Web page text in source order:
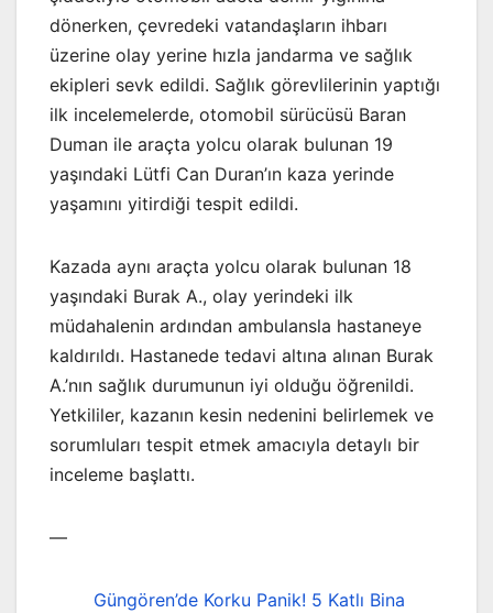
dönerken, çevredeki vatandaşların ihbarı
üzerine olay yerine hızla jandarma ve sağlık
ekipleri sevk edildi. Sağlık görevlilerinin yaptığı
ilk incelemelerde, otomobil sürücüsü Baran
Duman ile araçta yolcu olarak bulunan 19
yaşındaki Lütfi Can Duran’ın kaza yerinde
yaşamını yitirdiği tespit edildi.
Kazada aynı araçta yolcu olarak bulunan 18
yaşındaki Burak A., olay yerindeki ilk
müdahalenin ardından ambulansla hastaneye
kaldırıldı. Hastanede tedavi altına alınan Burak
A.’nın sağlık durumunun iyi olduğu öğrenildi.
Yetkililer, kazanın kesin nedenini belirlemek ve
sorumluları tespit etmek amacıyla detaylı bir
inceleme başlattı.
—
Güngören’de Korku Panik! 5 Katlı Bina